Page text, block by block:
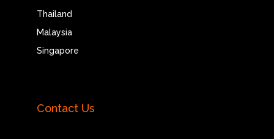
Thailand
Malaysia
Singapore
Contact Us